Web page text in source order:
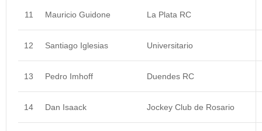
11 Mauricio Guidone La Plata RC
12 Santiago Iglesias Universitario
13 Pedro Imhoff Duendes RC
14 Dan Isaack Jockey Club de Rosario